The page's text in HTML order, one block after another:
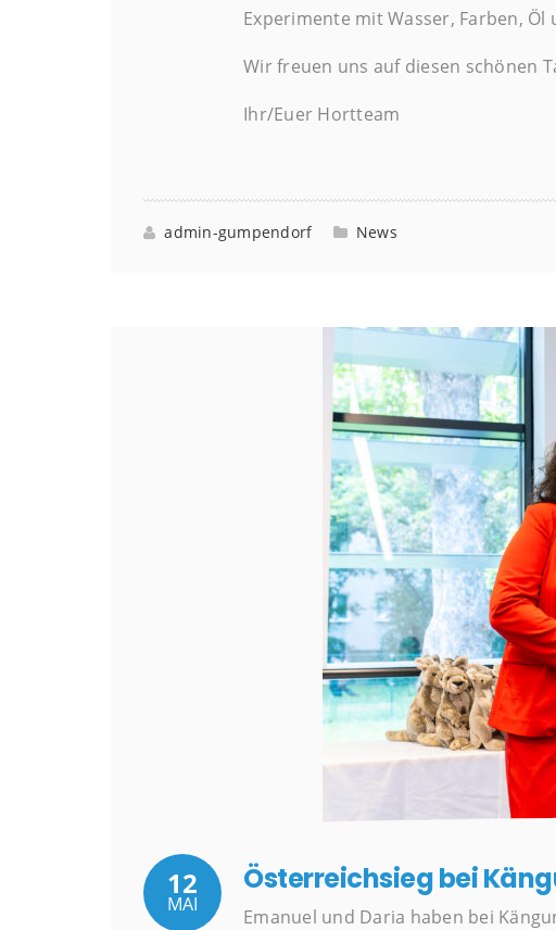
Experimente mit Wasser, Farben,
Wir freuen uns auf diesen schönen
Ihr/Euer Hortteam
admin-gumpendorf News
12
MAI
Österreichsieg bei
Emanuel und Daria haben bei